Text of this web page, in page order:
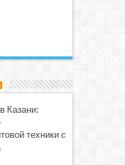
Казани:
техники с